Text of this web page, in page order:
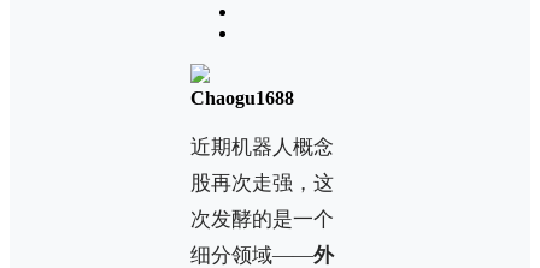
Chaogu1688
近期机器人概念
股再次走强，这
次发酵的是一个
细分领域——外